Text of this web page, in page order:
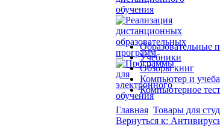
Образовательные
Учебники
Обзоры книг
Компьютер и учеба
Компьютерное
Главная Товары для
Вернуться к: